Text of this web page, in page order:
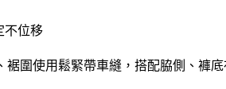
不位移
裾圍使用鬆緊帶車縫，搭配脇側、褲